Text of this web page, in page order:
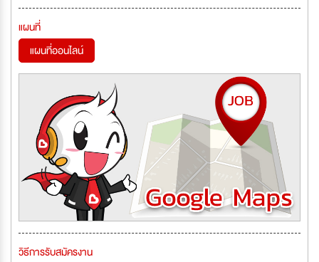
แผนที่
แผนที่ออนไลน์
วิธีการรับสมัครงาน